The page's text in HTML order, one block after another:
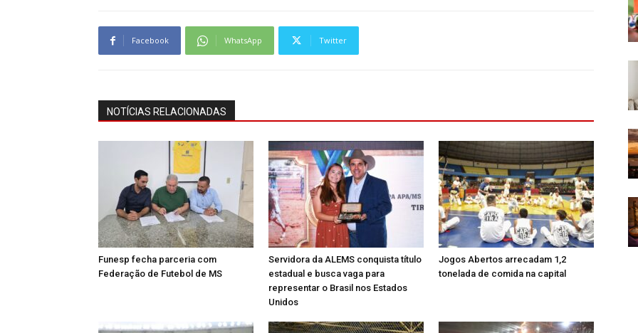
Facebook WhatsApp Twitter
NOTÍCIAS RELACIONADAS
Funesp fecha parceria com
Federação de Futebol de MS
Servidora da ALEMS conquista título
estadual e busca vaga para
representar o Brasil nos Estados
Unidos
Jogos Abertos arrecadam 1,2
tonelada de comida na capital